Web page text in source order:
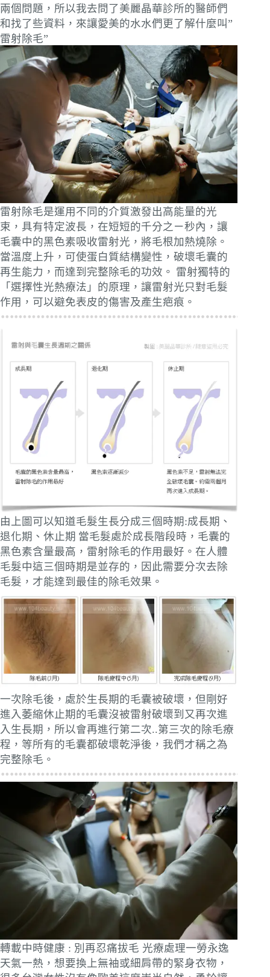
兩個問題，所以我去問了美麗晶華診所的醫師們
和找了些資料，來讓愛美的水水們更了解什麼叫”
雷射除毛”
雷射除毛是運用不同的介質激發出高能量的光
束，具有特定波長，在短短的千分之ㄧ秒內，讓
毛囊中的黑色素吸收雷射光，將毛根加熱燒除。
當溫度上升，可使蛋白質結構變性，破壞毛囊的
再生能力，而達到完整除毛的功效。 雷射獨特的
「選擇性光熱療法」的原理，讓雷射光只對毛髮
作用，可以避免表皮的傷害及產生疤痕。
由上圖可以知道毛髮生長分成三個時期:成長期、
退化期、休止期 當毛髮處於成長階段時，毛囊的
黑色素含量最高，雷射除毛的作用最好。在人體
毛髮中這三個時期是並存的，因此需要分次去除
毛髮，才能達到最佳的除毛效果。
一次除毛後，處於生長期的毛囊被破壞，但剛好
進入萎縮休止期的毛囊沒被雷射破壞到又再次進
入生長期，所以會再進行第二次..第三次的除毛療
程，等所有的毛囊都破壞乾淨後，我們才稱之為
完整除毛。
轉載中時健康 : 別再忍痛拔毛 光療處理一勞永逸
天氣一熱，想要換上無袖或細肩帶的緊身衣物，